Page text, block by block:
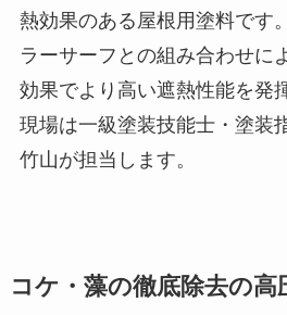
熱効果のある屋根用塗料です
ラーサーフとの組み合わせに
効果でより高い遮熱性能を発
現場は一級塗装技能士・塗装
竹山が担当します。
コケ・藻の徹底除去の高